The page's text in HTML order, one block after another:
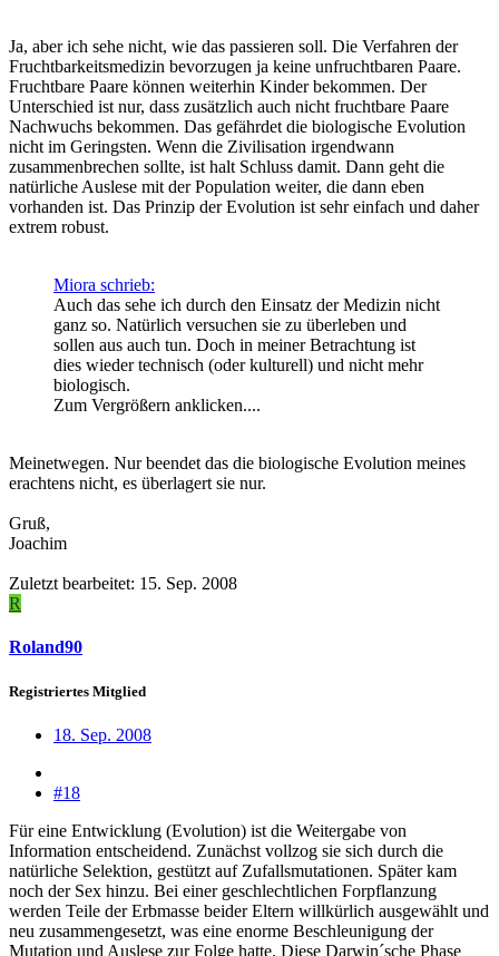
Ja, aber ich sehe nicht, wie das passieren soll. Die Verfahren der
Fruchtbarkeitsmedizin bevorzugen ja keine unfruchtbaren Paare.
Fruchtbare Paare können weiterhin Kinder bekommen. Der
Unterschied ist nur, dass zusätzlich auch nicht fruchtbare Paare
Nachwuchs bekommen. Das gefährdet die biologische Evolution
nicht im Geringsten. Wenn die Zivilisation irgendwann
zusammenbrechen sollte, ist halt Schluss damit. Dann geht die
natürliche Auslese mit der Population weiter, die dann eben
vorhanden ist. Das Prinzip der Evolution ist sehr einfach und daher
extrem robust.
Miora schrieb:
Auch das sehe ich durch den Einsatz der Medizin nicht
ganz so. Natürlich versuchen sie zu überleben und
sollen aus auch tun. Doch in meiner Betrachtung ist
dies wieder technisch (oder kulturell) und nicht mehr
biologisch.
Zum Vergrößern anklicken....
Meinetwegen. Nur beendet das die biologische Evolution meines
erachtens nicht, es überlagert sie nur.
Gruß,
Joachim
Zuletzt bearbeitet: 15. Sep. 2008
R
Roland90
Registriertes Mitglied
18. Sep. 2008
#18
Für eine Entwicklung (Evolution) ist die Weitergabe von
Information entscheidend. Zunächst vollzog sie sich durch die
natürliche Selektion, gestützt auf Zufallsmutationen. Später kam
noch der Sex hinzu. Bei einer geschlechtlichen Forpflanzung
werden Teile der Erbmasse beider Eltern willkürlich ausgewählt und
neu zusammengesetzt, was eine enorme Beschleunigung der
Mutation und Auslese zur Folge hatte. Diese Darwin´sche Phase